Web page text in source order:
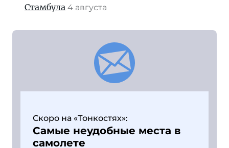
Стамбула 4 августа
Скоро на «Тонкостях»:
Самые неудобные места в
самолете